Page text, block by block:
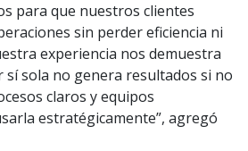
para que nuestros clientes
sin perder eficiencia ni
experiencia nos demuestra
sola no genera resultados si no
claros y equipos
estratégicamente”, agregó